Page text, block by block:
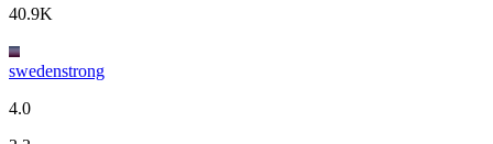
40.9K
swedenstrong
4.0